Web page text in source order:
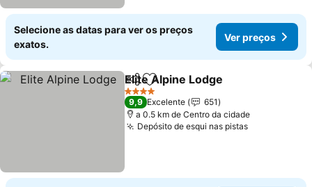
Selecione as datas para ver os preços
exatos.
Ver preços
PartilharAdicionar aos favoritos
Elite Alpine Lodge
4 Estrelas
9,9 Excelente
651
a 0.5 km de Centro da cidade
Depósito de esqui nas pistas